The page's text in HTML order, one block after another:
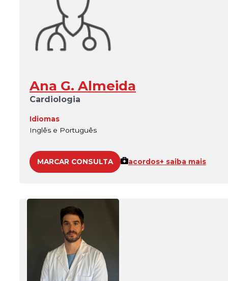
Ana G. Almeida
Cardiologia
Idiomas
Inglês e Português
MARCAR CONSULTA acordos+ saiba mais